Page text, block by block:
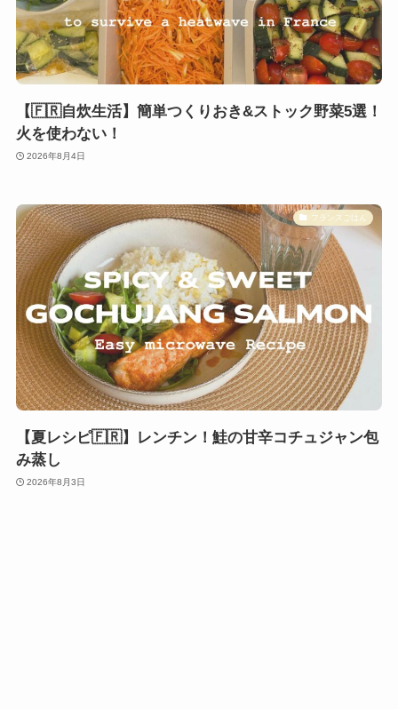
【🇫🇷自炊生活】簡単つくりおき&ストック野菜5選！
火を使わない！
2026年8月4日
フランスごはん
【夏レシピ🇫🇷】レンチン！鮭の甘辛コチュジャン包
み蒸し
2026年8月3日